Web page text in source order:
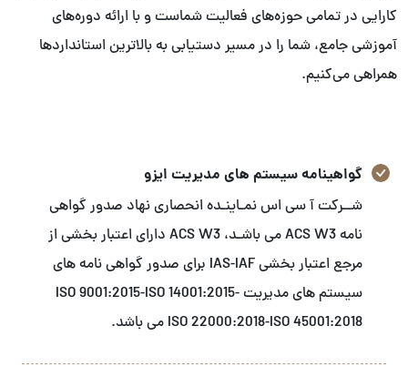
کارایی در تمامی حوزه‌های فعالیت شماست و با ارائه دوره‌های
آموزشی جامع، شما را در مسیر دستیابی به بالاترین استانداردها
همراهی می‌کنیم.
گواهینامه سیستم های مدیریت ایزو
شــرکت آ سی اس نمـاینـده انحصاری نهاد صدور گواهی
نامه ACS W3 می باشـد، ACS W3 دارای اعتبار بخشی از
مرجع اعتبار بخشی IAS-IAF برای صدور گواهی نامه های
سیستم های مدیریت ISO 9001:2015-ISO 14001:2015-
ISO 22000:2018-ISO 45001:2018 می باشد.